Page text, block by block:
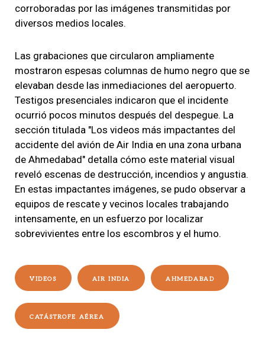
corroboradas por las imágenes transmitidas por
diversos medios locales.
Las grabaciones que circularon ampliamente
mostraron espesas columnas de humo negro que se
elevaban desde las inmediaciones del aeropuerto.
Testigos presenciales indicaron que el incidente
ocurrió pocos minutos después del despegue. La
sección titulada "Los videos más impactantes del
accidente del avión de Air India en una zona urbana
de Ahmedabad" detalla cómo este material visual
reveló escenas de destrucción, incendios y angustia.
En estas impactantes imágenes, se pudo observar a
equipos de rescate y vecinos locales trabajando
intensamente, en un esfuerzo por localizar
sobrevivientes entre los escombros y el humo.
VIDEOS AIR INDIA AHMEDABAD
CATÁSTROFE AÉREA